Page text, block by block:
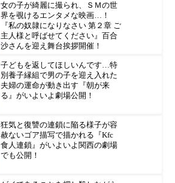
女の子が綺麗に撮られ、ＳＭの世
界を覗けるエンタメな映画…！
『私の奴隷になりなさい 第２章 ご
主人様と呼ばせてください』百合
沙さんを迎え舞台挨拶開催！
子どもを返してほしいんです…特
別養子縁組で男の子を迎え入れた
夫婦の運命が動き出す『朝が来
る』がいよいよ劇場公開！
狂気と復讐の連鎖に陥る様子が容
赦ないゴア描写で描かれる『Kfc
食人連鎖』がいよいよ関西の劇場
でも公開！